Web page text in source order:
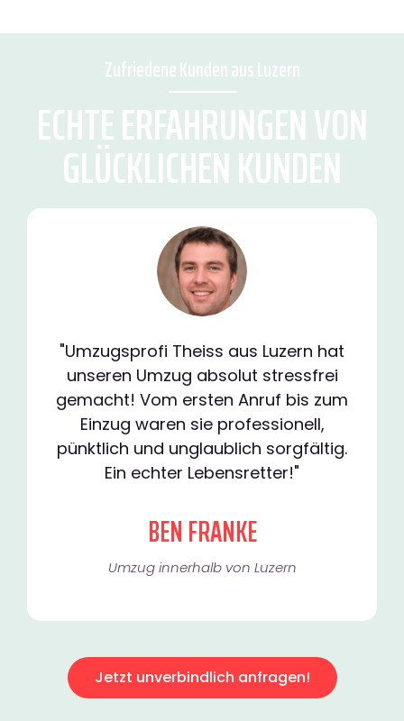
Zufriedene Kunden aus Luzern
ECHTE ERFAHRUNGEN VON
GLÜCKLICHEN KUNDEN
"Umzugsprofi Theiss aus Luzern hat
unseren Umzug absolut stressfrei
gemacht! Vom ersten Anruf bis zum
Einzug waren sie professionell,
pünktlich und unglaublich sorgfältig.
Ein echter Lebensretter!"
BEN FRANKE
Umzug innerhalb von Luzern​
Jetzt unverbindlich anfragen!